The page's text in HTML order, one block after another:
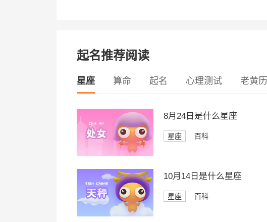
起名推荐阅读
星座 算命 起名 心理测试 老黄历
8月24日是什么星座
星座 百科
10月14日是什么星座
星座 百科